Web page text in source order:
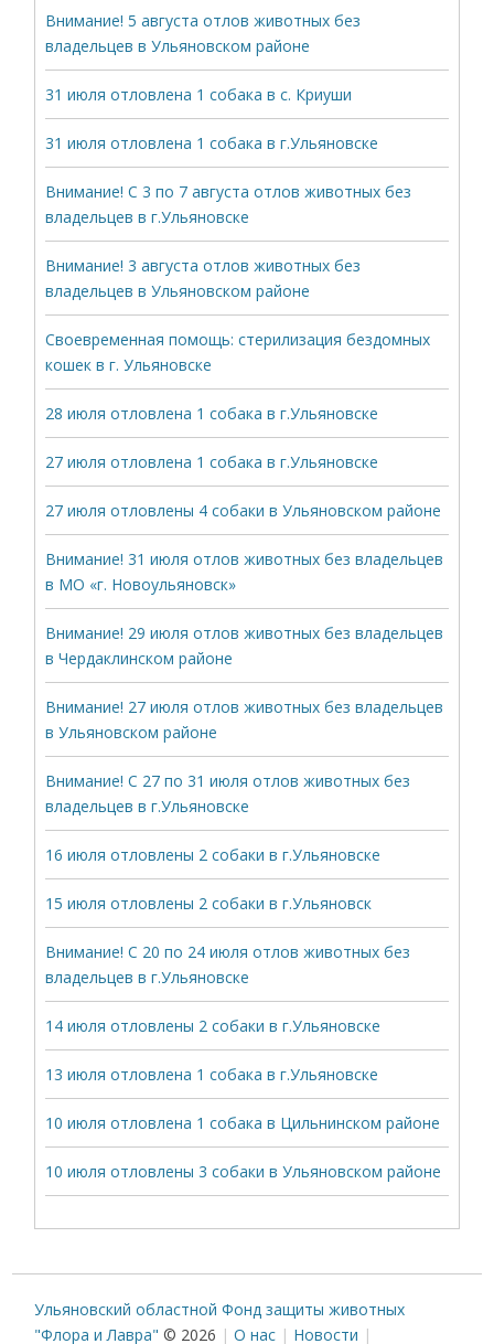
Внимание! 5 августа отлов животных без
владельцев в Ульяновском районе
31 июля отловлена 1 собака в с. Криуши
31 июля отловлена 1 собака в г.Ульяновске
Внимание! С 3 по 7 августа отлов животных без
владельцев в г.Ульяновске
Внимание! 3 августа отлов животных без
владельцев в Ульяновском районе
Своевременная помощь: стерилизация бездомных
кошек в г. Ульяновске
28 июля отловлена 1 собака в г.Ульяновске
27 июля отловлена 1 собака в г.Ульяновске
27 июля отловлены 4 собаки в Ульяновском районе
Внимание! 31 июля отлов животных без владельцев
в МО «г. Новоульяновск»
Внимание! 29 июля отлов животных без владельцев
в Чердаклинском районе
Внимание! 27 июля отлов животных без владельцев
в Ульяновском районе
Внимание! С 27 по 31 июля отлов животных без
владельцев в г.Ульяновске
16 июля отловлены 2 собаки в г.Ульяновске
15 июля отловлены 2 собаки в г.Ульяновск
Внимание! С 20 по 24 июля отлов животных без
владельцев в г.Ульяновске
14 июля отловлены 2 собаки в г.Ульяновске
13 июля отловлена 1 собака в г.Ульяновске
10 июля отловлена 1 собака в Цильнинском районе
10 июля отловлены 3 собаки в Ульяновском районе
Ульяновский областной Фонд защиты животных
"Флора и Лавра" © 2026 О нас Новости